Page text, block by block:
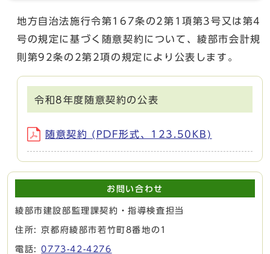
地方自治法施行令第167条の2第1項第3号又は第4
号の規定に基づく随意契約について、綾部市会計規
則第92条の2第2項の規定により公表します。
令和8年度随意契約の公表
随意契約 (PDF形式、123.50KB)
お問い合わせ
綾部市建設部監理課契約・指導検査担当
住所: 京都府綾部市若竹町8番地の1
電話:0773-42-4276